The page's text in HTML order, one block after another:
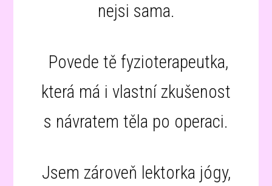
nejsi sama.
Povede tě fyzioterapeutka,
která má i vlastní zkušenost
s návratem těla po operaci.
Jsem zároveň lektorka jógy,